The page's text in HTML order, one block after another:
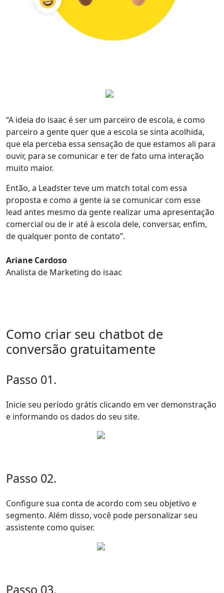
“A ideia do isaac é ser um parceiro de escola, e como
parceiro a gente quer que a escola se sinta acolhida,
que ela perceba essa sensação de que estamos ali para
ouvir, para se comunicar e ter de fato uma interação
muito maior.
Então, a Leadster teve um match total com essa
proposta e como a gente ia se comunicar com esse
lead antes mesmo da gente realizar uma apresentação
comercial ou de ir até à escola dele, conversar, enfim,
de qualquer ponto de contato”.
Ariane Cardoso
Analista de Marketing do isaac
Como criar seu chatbot de
conversão gratuitamente
Passo 01.
Inicie seu período grátis clicando em ver demonstração
e informando os dados do seu site.
Passo 02.
Configure sua conta de acordo com seu objetivo e
segmento. Além disso, você pode personalizar seu
assistente como quiser.
Passo 03.